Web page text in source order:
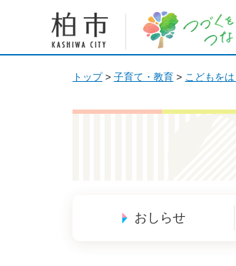
柏市 つづくを、つなぐ。
トップ> 子育て・教育 > こどもを
おしらせ